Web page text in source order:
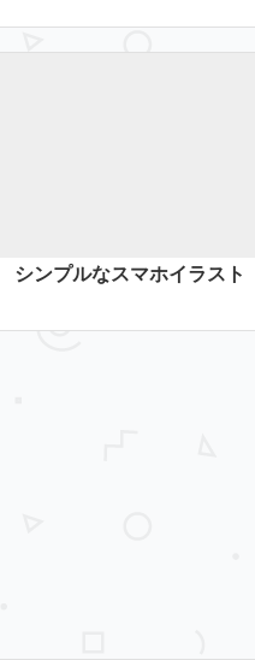
シンプルなスマホイラスト